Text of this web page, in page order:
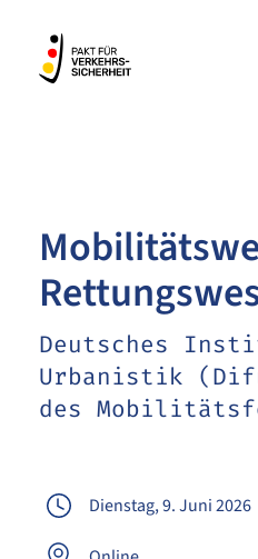
Deutsches
Urbanistik
des
Dienstag, 9. Juni 2026